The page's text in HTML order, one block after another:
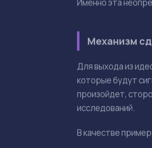
направлена на
контролирующее
Эта позиция
«суверенного
что такая